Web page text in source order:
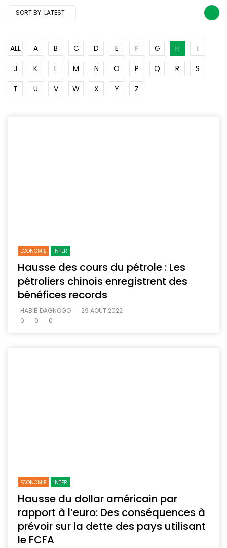
SORT BY: LATEST
ALL A B C D E F G H
I
J
K L M N O P Q R
S
T
U V W X Y Z
ECONOMIE INTER
Hausse des cours du pétrole : Les
pétroliers chinois enregistrent des
bénéfices records
HABIB DAGNOGO
29 AOÛT 2022
0
0 0
ECONOMIE INTER
Hausse du dollar américain par
rapport à l’euro: Des conséquences à
prévoir sur la dette des pays utilisant
le FCFA